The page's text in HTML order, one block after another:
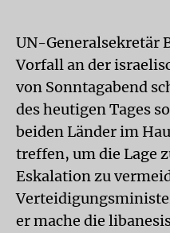
UN-Generalsekretär
Vorfall an der
von Sonntagabend
des heutigen Tages
beiden Länder im
treffen, um die Lage
Eskalation zu
er mache die